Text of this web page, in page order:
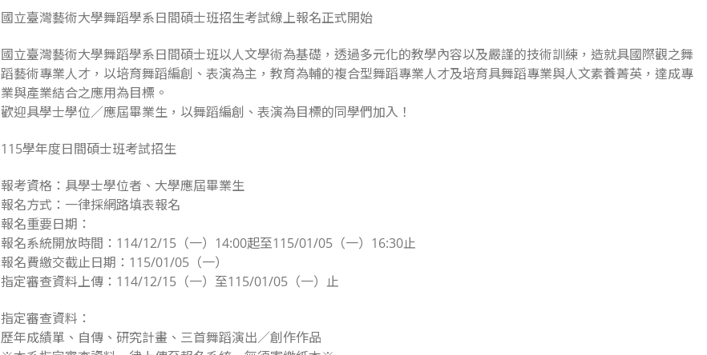
國立臺灣藝術大學舞蹈學系日間碩士班招生考試線上報名正式開始
國立臺灣藝術大學舞蹈學系日間碩士班以人文學術為基礎，透過多元化的教學內容以及嚴謹的技術訓練，造就具國際觀之舞
蹈藝術專業人才，以培育舞蹈編創、表演為主，教育為輔的複合型舞蹈專業人才及培育具舞蹈專業與人文素養菁英，達成專
業與產業結合之應用為目標。
歡迎具學士學位／應屆畢業生，以舞蹈編創、表演為目標的同學們加入！
115學年度日間碩士班考試招生
報考資格：具學士學位者、大學應屆畢業生
報名方式：一律採網路填表報名
報名重要日期：
報名系統開放時間：114/12/15（一）14:00起至115/01/05（一）16:30止
報名費繳交截止日期：115/01/05（一）
指定審查資料上傳：114/12/15（一）至115/01/05（一）止
指定審查資料：
歷年成績單、自傳、研究計畫、三首舞蹈演出／創作作品